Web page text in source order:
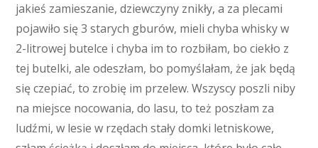
jakieś zamieszanie, dziewczyny znikły, a za plecami
pojawiło się 3 starych gburów, mieli chyba whisky w
2-litrowej butelce i chyba im to rozbiłam, bo ciekło z
tej butelki, ale odeszłam, bo pomyślałam, że jak będą
się czepiać, to zrobię im przelew. Wszyscy poszli niby
na miejsce nocowania, do lasu, to też poszłam za
ludźmi, w lesie w rzędach stały domki letniskowe,